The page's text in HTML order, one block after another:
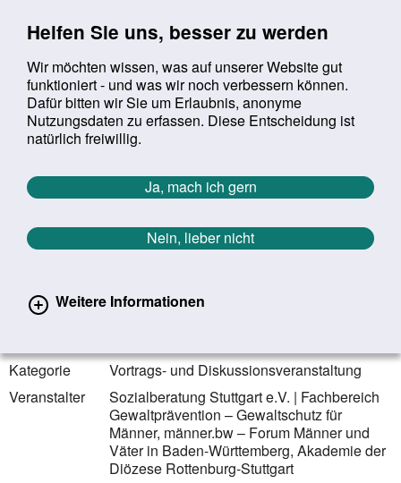
Helfen Sie uns, besser zu werden
Wir möchten wissen, was auf unserer Website gut
funktioniert - und was wir noch verbessern können.
Dafür bitten wir Sie um Erlaubnis, anonyme
Nutzungsdaten zu erfassen. Diese Entscheidung ist
natürlich freiwillig.
Ja, mach ich gern
Nein, lieber nicht
Weitere Informationen
Suchbegriff:
Sie befinden sich hier:
Startseite Aktuelles Veranstaltungen
Veranstaltungen
Gesundheitliche Auswirkungen
Kategorie
Vortrags- und Diskussionsveranstaltung
Veranstalter
Sozialberatung Stuttgart e.V. | Fachbereich
Gewaltprävention – Gewaltschutz für
Männer, männer.bw – Forum Männer und
Väter in Baden-Württemberg, Akademie der
Diözese Rottenburg-Stuttgart